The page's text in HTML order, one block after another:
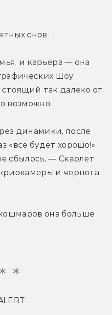
снов.
и карьера — она
Шоу
так далеко от
возможно.
динамики, после
«всё будет хорошо!»
сбылось, — Скарлет
и чернота
она больше